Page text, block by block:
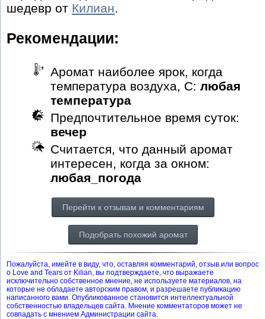
шедевр от Килиан.
Рекомендации:
Аромат наиболее ярок, когда
температура воздуха, С: любая
температура
Предпочтительное время суток:
вечер
Считается, что данный аромат
интересен, когда за окном:
любая_погода
Перейти к отзывам и комментариям
Подобрать похожий аромат
Пожалуйста, имейте в виду, что, оставляя комментарий, отзыв или вопрос
о Love and Tears от Kilian, вы подтверждаете, что выражаете
исключительно собственное мнение, не используете материалов, на
которые не обладаете авторским правом, и разрешаете публикацию
написанного вами. Опубликованное становится интеллектуальной
собственностью владельцев сайта. Мнение комментаторов может не
совпадать с мнением Администрации сайта.